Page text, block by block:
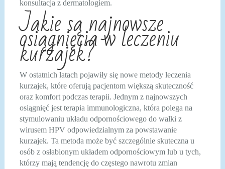
konsultacja z dermatologiem.
Jakie są najnowsze
osiągnięcia w leczeniu
kurzajek?
W ostatnich latach pojawiły się nowe metody leczenia
kurzajek, które oferują pacjentom większą skuteczność
oraz komfort podczas terapii. Jednym z najnowszych
osiągnięć jest terapia immunologiczna, która polega na
stymulowaniu układu odpornościowego do walki z
wirusem HPV odpowiedzialnym za powstawanie
kurzajek. Ta metoda może być szczególnie skuteczna u
osób z osłabionym układem odpornościowym lub u tych,
którzy mają tendencję do częstego nawrotu zmian